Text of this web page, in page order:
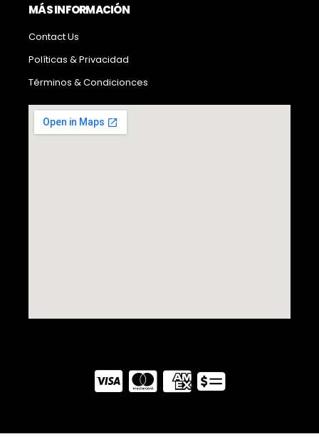
MÁS INFORMACIÓN
Contact Us
Políticas & Privacidad
Términos & Condicionces